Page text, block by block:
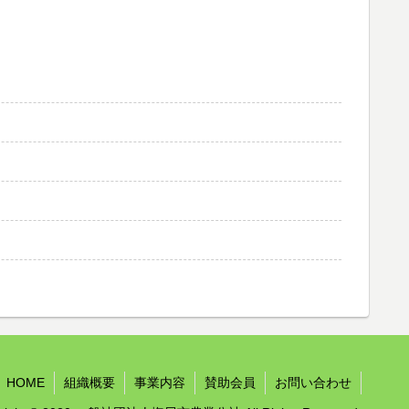
HOME 組織概要 事業内容 賛助会員 お問い合わせ